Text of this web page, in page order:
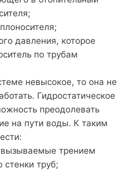
давления, которое
по трубам
невысокое, то она не
Гидростатическое
преодолевать
на пути воды. К таким
вызываемые трением
стенки труб;